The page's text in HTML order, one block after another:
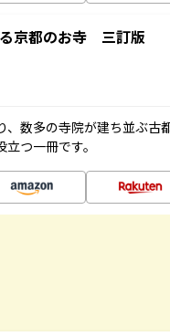
京都のお寺 三訂版
、数多の寺院が建ち並ぶ古
つ一冊です。